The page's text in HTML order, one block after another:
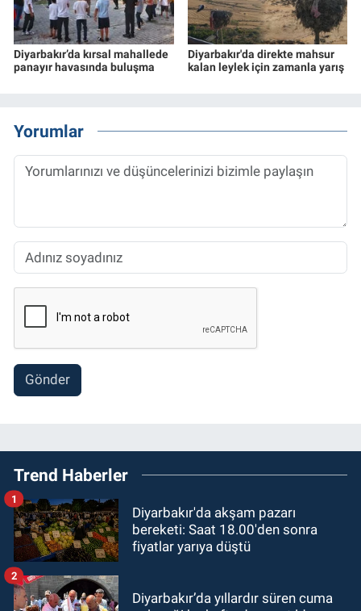
Diyarbakır’da kırsal mahallede
panayır havasında buluşma
Diyarbakır'da direkte mahsur
kalan leylek için zamanla yarış
Yorumlar
Gönder
Trend Haberler
Diyarbakır'da akşam pazarı
bereketi: Saat 18.00'den sonra
fiyatlar yarıya düştü
1
Diyarbakır’da yıllardır süren cuma
2